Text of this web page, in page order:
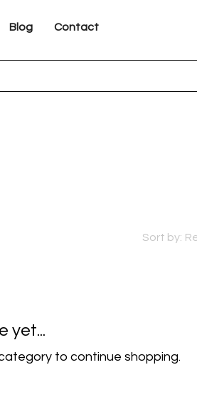
Blog Contact
Sort by:
yet...
to continue shopping.